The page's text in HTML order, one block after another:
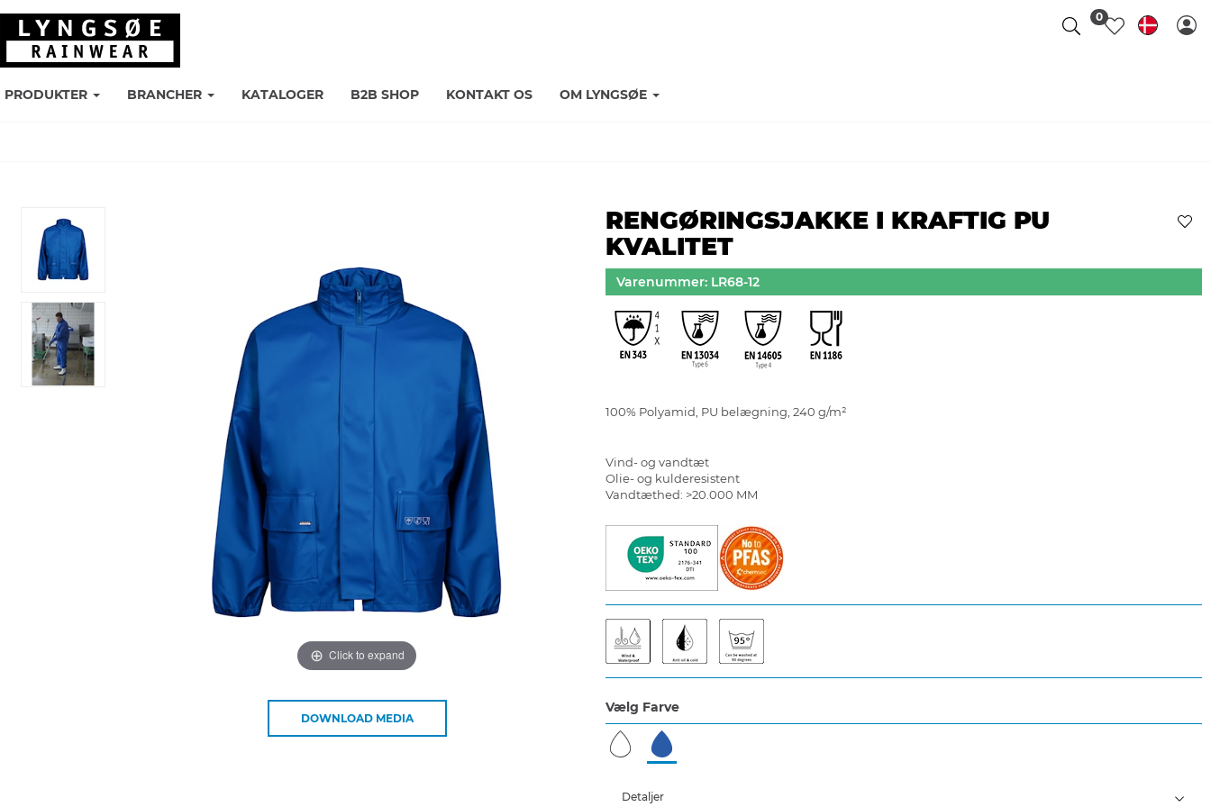
PRODUKTER BRANCHER KATALOGER B2B SHOP KONTAKT OS OM LYNGSØE
0
Click to expand
DOWNLOAD MEDIA
RENGØRINGSJAKKE I KRAFTIG PU
KVALITET
Varenummer: LR68-12
100% Polyamid, PU belægning, 240 g/m²
Vind- og vandtæt
Olie- og kulderesistent
Vandtæthed: >20.000 MM
Vælg Farve
Detaljer